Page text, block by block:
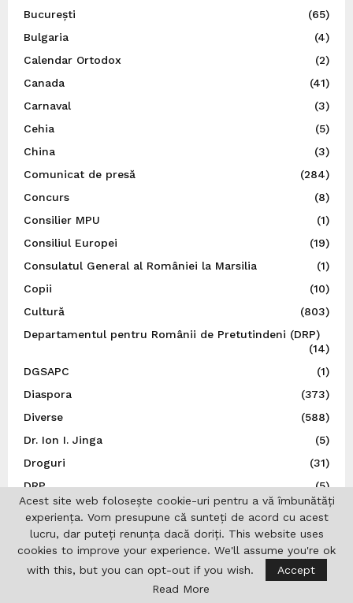
București
(65)
Bulgaria
(4)
Calendar Ortodox
(2)
Canada
(41)
Carnaval
(3)
Cehia
(5)
China
(3)
Comunicat de presă
(284)
Concurs
(8)
Consilier MPU
(1)
Consiliul Europei
(19)
Consulatul General al României la Marsilia
(1)
Copii
(10)
Cultură
(803)
Departamentul pentru Românii de Pretutindeni (DRP)
(14)
DGSAPC
(1)
Diaspora
(373)
Diverse
(588)
Dr. Ion I. Jinga
(5)
Droguri
(31)
DRP
(5)
Editoriale
(24)
Educație
(31)
Esențial
(7)
EUROfonduri
Acest site web folosește cookie-uri pentru a vă îmbunătăți
experiența. Vom presupune că sunteți de acord cu acest
lucru, dar puteți renunța dacă doriți. This website uses
cookies to improve your experience. We'll assume you're ok
with this, but you can opt-out if you wish.
Accept
Read More